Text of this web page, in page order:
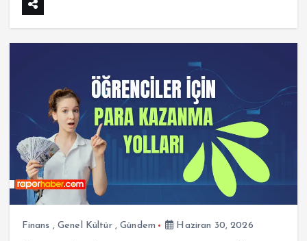
Finans , Genel Kültür,Gündem Haziran 30, 2026